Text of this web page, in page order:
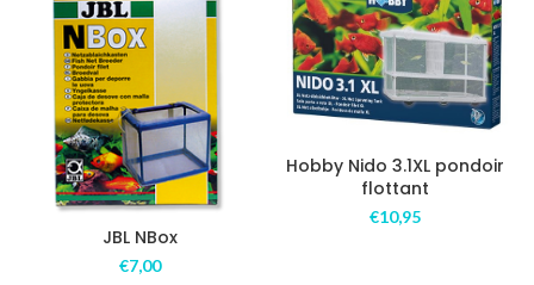
JBL NBox
€7,00
Hobby Nido 3.1XL pondoir
flottant
€10,95